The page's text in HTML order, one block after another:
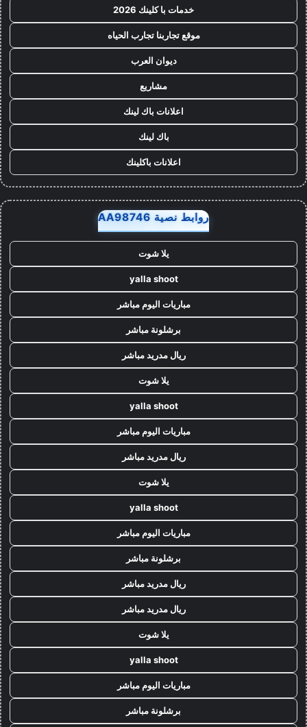
خدمات با كلينك 2026
موقع تجاربنا تجارب الحياه
ديوان العرب
مشاريع
اعلانات باك لينك
باك لينك
اعلانات باكلينك
روابط نصية AA98746
يلا شوت
yalla shoot
مباريات اليوم مباشر
برشلونة مباشر
ريال مدريد مباشر
يلا شوت
yalla shoot
مباريات اليوم مباشر
ريال مدريد مباشر
يلا شوت
yalla shoot
مباريات اليوم مباشر
برشلونة مباشر
ريال مدريد مباشر
ريال مدريد مباشر
يلا شوت
yalla shoot
مباريات اليوم مباشر
برشلونة مباشر